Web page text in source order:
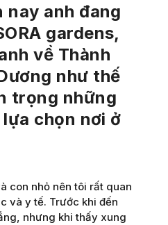
anh đang
gardens,
về Thành
như thế
trọng những
chọn nơi ở
con nhỏ nên tôi rất quan
và y tế. Trước khi đến
nhưng khi thấy xung